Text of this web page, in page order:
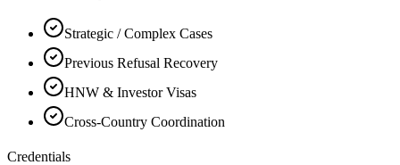
Strategic / Complex Cases
Previous Refusal Recovery
HNW & Investor Visas
Cross-Country Coordination
Credentials